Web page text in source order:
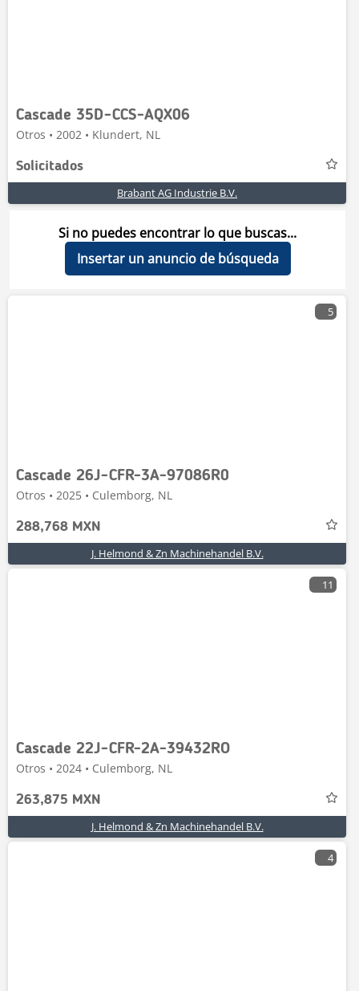
Cascade 35D-CCS-AQX06
Otros • 2002 • Klundert, NL
Solicitados
Brabant AG Industrie B.V.
Si no puedes encontrar lo que buscas...
Insertar un anuncio de búsqueda
5
Cascade 26J-CFR-3A-97086R0
Otros • 2025 • Culemborg, NL
288,768 MXN
J. Helmond & Zn Machinehandel B.V.
11
Cascade 22J-CFR-2A-39432RO
Otros • 2024 • Culemborg, NL
263,875 MXN
J. Helmond & Zn Machinehandel B.V.
4